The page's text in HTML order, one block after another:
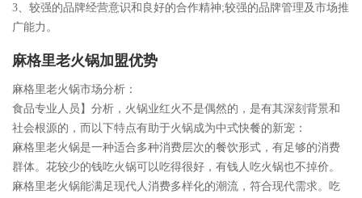
3、较强的品牌经营意识和良好的合作精神;较强的品牌管理及市场推
广能力。
麻格里老火锅加盟优势
麻格里老火锅市场分析：
食品专业人员】分析，火锅业红火不是偶然的，是有其深刻背景和
社会根源的，而以下特点有助于火锅成为中式快餐的新宠：
麻格里老火锅是一种适合多种消费层次的餐饮形式，有足够的消费
群体。花较少的钱吃火锅可以吃得很好，有钱人吃火锅也不掉价。
麻格里老火锅能满足现代人消费多样化的潮流，符合现代需求。吃